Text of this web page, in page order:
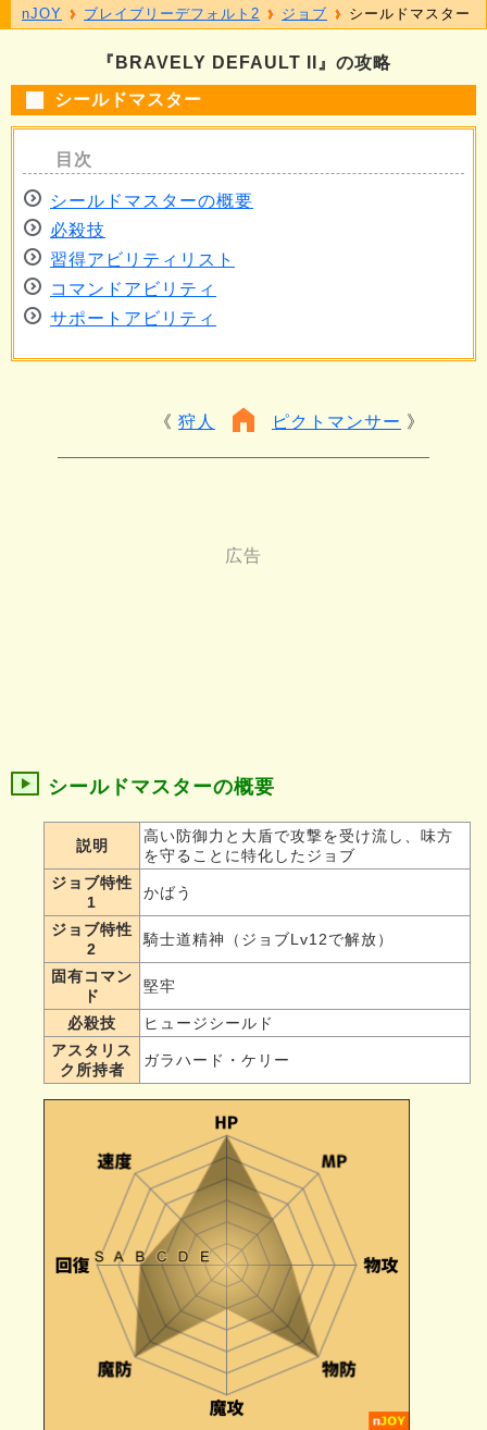
『BRAVELY DEFAULT II』の攻略
シールドマスター
シールドマスターの概要
必殺技
習得アビリティリスト
コマンドアビリティ
サポートアビリティ
狩人 ピクトマンサー
シールドマスターの概要
説明
高い防御力と大盾で攻撃を受け流し、味方
を守ることに特化したジョブ
ジョブ特性
1
かばう
ジョブ特性
2
騎士道精神（ジョブLv12で解放）
固有コマン
ド
堅牢
必殺技
ヒュージシールド
アスタリス
ク所持者
ガラハード・ケリー
nJOY ブレイブリーデフォルト2 ジョブ シールドマスター